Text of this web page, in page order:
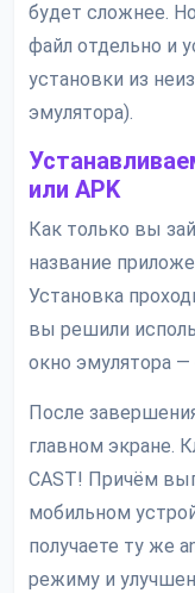
будет сложнее.
файл отдельно и
установки из
эмулятора).
или APK
Как только вы
название
Установка
вы решили
окно эмулятора —
После
главном экране.
CAST! Причём
мобильном
получаете ту же
режиму и